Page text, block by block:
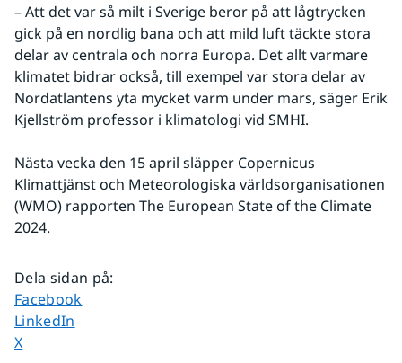
– Att det var så milt i Sverige beror på att lågtrycken
gick på en nordlig bana och att mild luft täckte stora
delar av centrala och norra Europa. Det allt varmare
klimatet bidrar också, till exempel var stora delar av
Nordatlantens yta mycket varm under mars, säger Erik
Kjellström professor i klimatologi vid SMHI.
Nästa vecka den 15 april släpper Copernicus
Klimattjänst och Meteorologiska världsorganisationen
(WMO) rapporten The European State of the Climate
2024.
Dela sidan på:
Dela sidan på
Facebook
Dela sidan på
LinkedIn
Dela sidan på
X